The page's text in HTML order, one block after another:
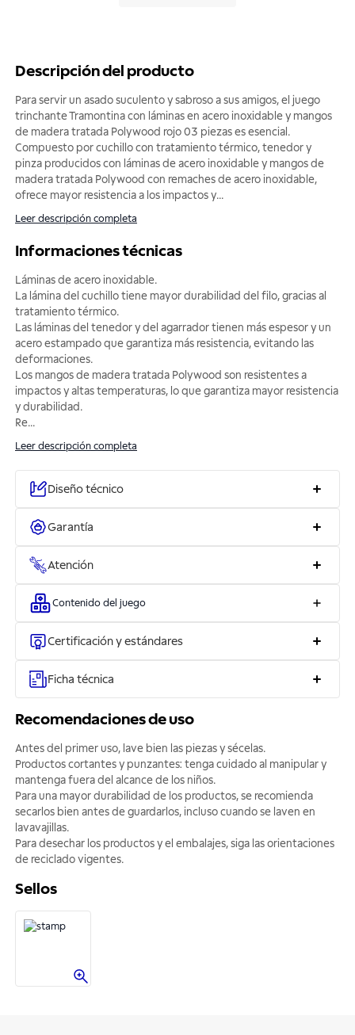
Descripción del producto
Para servir un asado suculento y sabroso a sus amigos, el juego
trinchante Tramontina con láminas en acero inoxidable y mangos
de madera tratada Polywood rojo 03 piezas es esencial.
Compuesto por cuchillo con tratamiento térmico, tenedor y
pinza producidos con láminas de acero inoxidable y mangos de
madera tratada Polywood con remaches de acero inoxidable,
ofrece mayor resistencia a los impactos y...
Leer descripción completa
Informaciones técnicas
Láminas de acero inoxidable.
La lámina del cuchillo tiene mayor durabilidad del filo, gracias al
tratamiento térmico.
Las láminas del tenedor y del agarrador tienen más espesor y un
acero estampado que garantiza más resistencia, evitando las
deformaciones.
Los mangos de madera tratada Polywood son resistentes a
impactos y altas temperaturas, lo que garantiza mayor resistencia
y durabilidad.
Re...
Leer descripción completa
Diseño técnico
Garantía
Atención
Contenido del juego
Certificación y estándares
Ficha técnica
Recomendaciones de uso
Antes del primer uso, lave bien las piezas y sécelas.
Productos cortantes y punzantes: tenga cuidado al manipular y
mantenga fuera del alcance de los niños.
Para una mayor durabilidad de los productos, se recomienda
secarlos bien antes de guardarlos, incluso cuando se laven en
lavavajillas.
Para desechar los productos y el embalajes, siga las orientaciones
de reciclado vigentes.
Sellos